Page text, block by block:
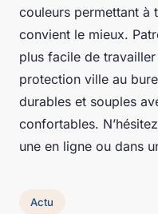
couleurs permettant à
convient le mieux.
plus facile de
protection ville au
durables et souples
confortables.
une en ligne ou dans
Actu